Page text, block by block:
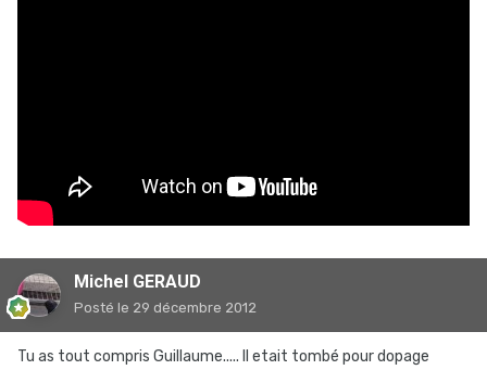
Michel GERAUD
Posté le 29 décembre 2012
Tu as tout compris Guillaume..... Il etait tombé pour dopage